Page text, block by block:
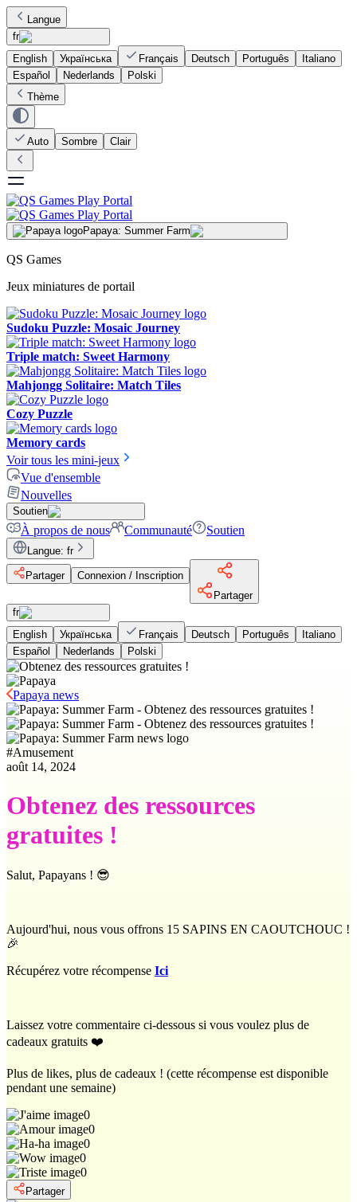
Langue
fr
English
Українська Français Deutsch Português
Italiano
Español
Nederlands
Polski
Thème
Auto Sombre Clair
Papaya: Summer Farm
QS Games
Jeux miniatures de portail
Sudoku Puzzle: Mosaic Journey
Triple match: Sweet Harmony
Mahjongg Solitaire: Match Tiles
Cozy Puzzle
Memory cards
Voir tous les mini-jeux
Vue d'ensemble
Nouvelles
Soutien
À propos de nous Communauté Soutien
Langue: fr
Partager
Connexion / Inscription
Partager
fr
English
Українська Français Deutsch Português
Italiano
Español
Nederlands Polski
Papaya news
#Amusement
août 14, 2024
Obtenez des ressources
gratuites !
Salut, Papayans ! 😎
Aujourd'hui, nous vous offrons 15 SAPINS EN CAOUTCHOUC !
🎉
Récupérez votre récompense Ici
Laissez votre commentaire ci-dessous si vous voulez plus de
cadeaux gratuits ❤️
Plus de likes, plus de cadeaux ! (cette récompense est disponible
pendant une semaine)
0
0
0
0
0
Partager